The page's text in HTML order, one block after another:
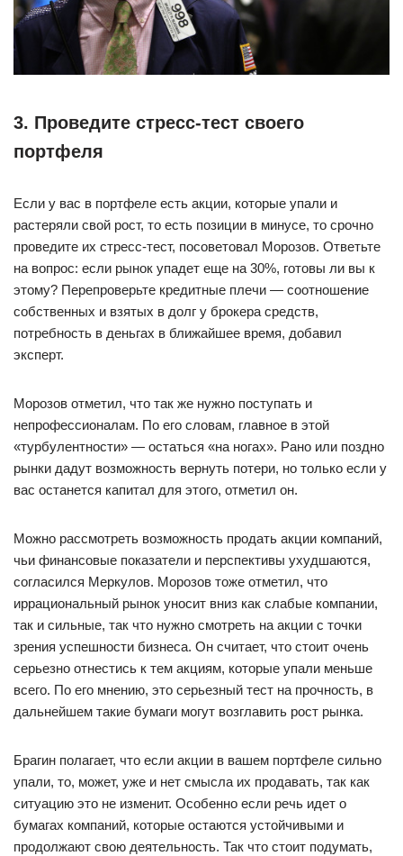
3. Проведите стресс-тест своего
портфеля
Если у вас в портфеле есть акции, которые упали и
растеряли свой рост, то есть позиции в минусе, то срочно
проведите их стресс-тест, посоветовал Морозов. Ответьте
на вопрос: если рынок упадет еще на 30%, готовы ли вы к
этому? Перепроверьте кредитные плечи — соотношение
собственных и взятых в долг у брокера средств,
потребность в деньгах в ближайшее время, добавил
эксперт.
Морозов отметил, что так же нужно поступать и
непрофессионалам. По его словам, главное в этой
«турбулентности» — остаться «на ногах». Рано или поздно
рынки дадут возможность вернуть потери, но только если у
вас останется капитал для этого, отметил он.
Можно рассмотреть возможность продать акции компаний,
чьи финансовые показатели и перспективы ухудшаются,
согласился Меркулов. Морозов тоже отметил, что
иррациональный рынок уносит вниз как слабые компании,
так и сильные, так что нужно смотреть на акции с точки
зрения успешности бизнеса. Он считает, что стоит очень
серьезно отнестись к тем акциям, которые упали меньше
всего. По его мнению, это серьезный тест на прочность, в
дальнейшем такие бумаги могут возглавить рост рынка.
Брагин полагает, что если акции в вашем портфеле сильно
упали, то, может, уже и нет смысла их продавать, так как
ситуацию это не изменит. Особенно если речь идет о
бумагах компаний, которые остаются устойчивыми и
продолжают свою деятельность. Так что стоит подумать,